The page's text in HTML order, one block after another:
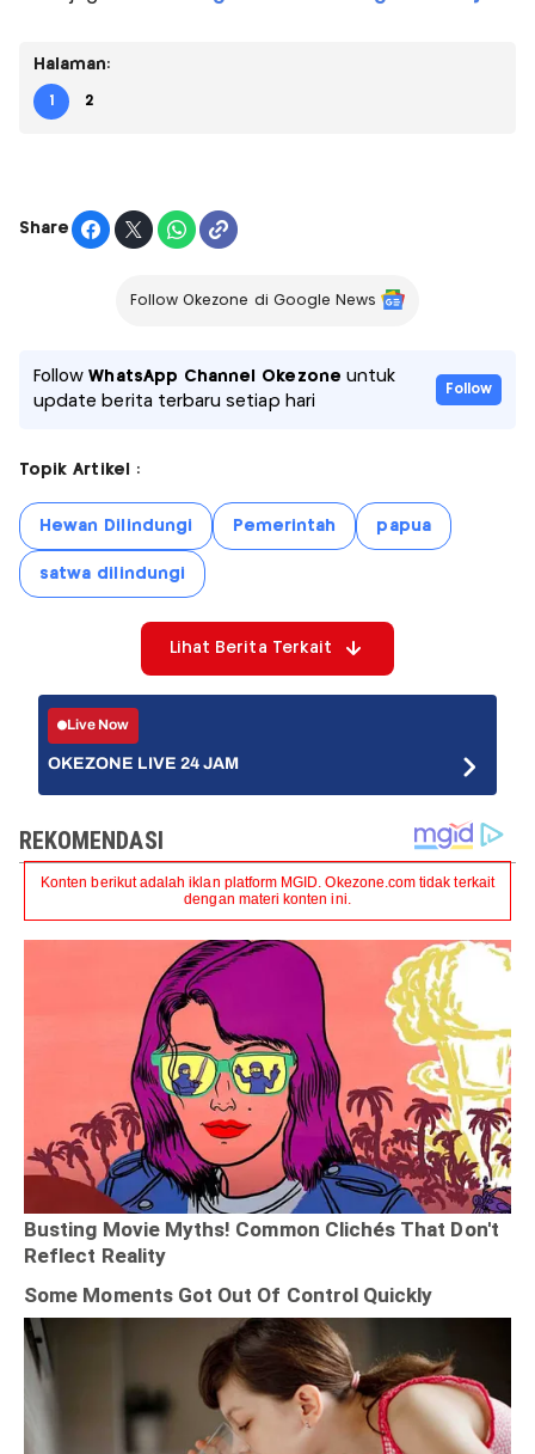
Halaman:
1 2
Share
Follow Okezone di Google News
FollowWhatsApp Channel Okezone untuk
update berita terbaru setiap hari
Follow
Topik Artikel :
Hewan Dilindungi Pemerintah papua
satwa dilindungi
Lihat Berita Terkait
Live Now
OKEZONE LIVE 24 JAM